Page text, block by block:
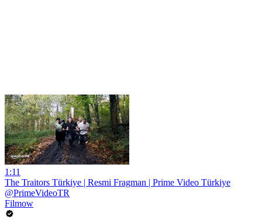
1:11
The Traitors Türkiye | Resmi Fragman | Prime Video Türkiye
@PrimeVideoTR
Filmow